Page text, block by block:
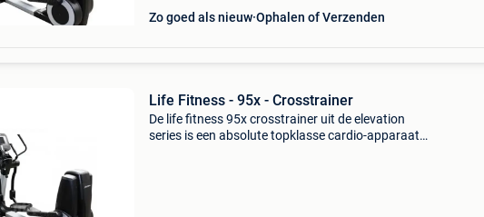
Zo goed als nieuw Ophalen of Verzenden
Life Fitness - 95x - Crosstrainer
De life fitness 95x crosstrainer uit de elevation
series is een absolute topklasse cardio-apparaat